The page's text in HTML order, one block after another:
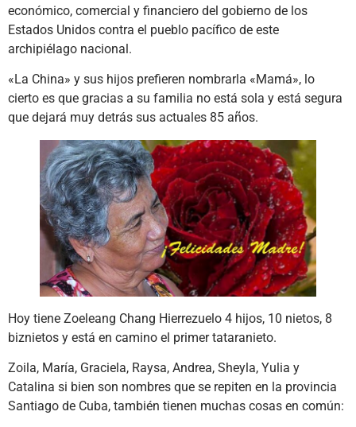
económico, comercial y financiero del gobierno de los
Estados Unidos contra el pueblo pacífico de este
archipiélago nacional.
«La China» y sus hijos prefieren nombrarla «Mamá», lo
cierto es que gracias a su familia no está sola y está segura
que dejará muy detrás sus actuales 85 años.
Hoy tiene Zoeleang Chang Hierrezuelo 4 hijos, 10 nietos, 8
biznietos y está en camino el primer tataranieto.
Zoila, María, Graciela, Raysa, Andrea, Sheyla, Yulia y
Catalina si bien son nombres que se repiten en la provincia
Santiago de Cuba, también tienen muchas cosas en común: